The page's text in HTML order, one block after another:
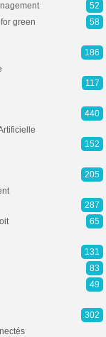
52
green
58
186
117
440
152
205
287
65
131
83
49
302